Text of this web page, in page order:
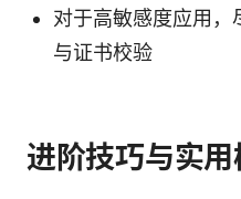
对于高敏感度应用，
与证书校验
进阶技巧与实用